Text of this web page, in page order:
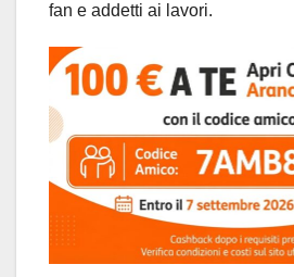
fan e addetti ai lavori.